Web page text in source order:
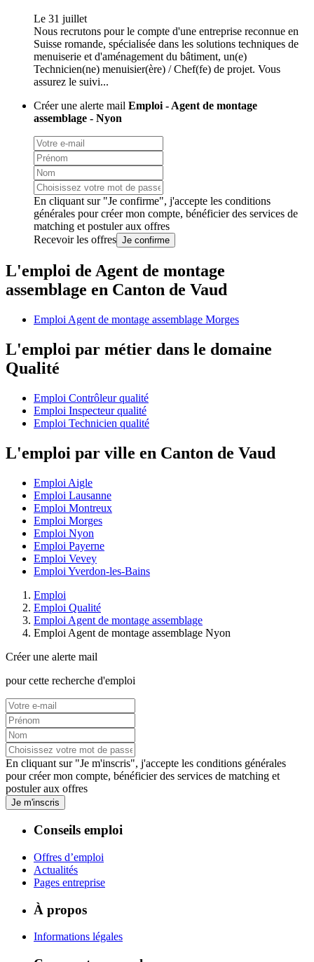
Le 31 juillet
Nous recrutons pour le compte d'une entreprise reconnue en
Suisse romande, spécialisée dans les solutions techniques de
menuiserie et d'aménagement du bâtiment, un(e)
Technicien(ne) menuisier(ère) / Chef(fe) de projet. Vous
assurez le suivi...
Créer une alerte mail Emploi - Agent de montage
assemblage - Nyon
En cliquant sur "Je confirme", j'accepte les conditions
générales pour créer mon compte, bénéficier des services de
matching et postuler aux offres
Recevoir les offres Je confirme
L'emploi de Agent de montage
assemblage en Canton de Vaud
Emploi Agent de montage assemblage Morges
L'emploi par métier dans le domaine
Qualité
Emploi Contrôleur qualité
Emploi Inspecteur qualité
Emploi Technicien qualité
L'emploi par ville en Canton de Vaud
Emploi Aigle
Emploi Lausanne
Emploi Montreux
Emploi Morges
Emploi Nyon
Emploi Payerne
Emploi Vevey
Emploi Yverdon-les-Bains
Emploi
Emploi Qualité
Emploi Agent de montage assemblage
Emploi Agent de montage assemblage Nyon
Créer une alerte mail
pour cette recherche d'emploi
En cliquant sur "Je m'inscris", j'accepte les conditions générales
pour créer mon compte, bénéficier des services de matching et
postuler aux offres
Je m'inscris
Conseils emploi
Offres d’emploi
Actualités
Pages entreprise
À propos
Informations légales